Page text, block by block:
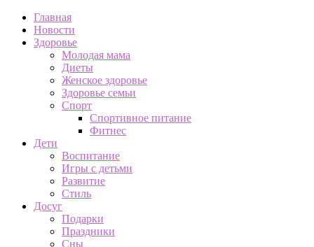
Главная
Новости
Здоровье
Молодая мама
Диеты
Женское здоровье
Здоровье семьи
Спорт
Спортивное питание
Фитнес
Дети
Воспитание
Игры с детьми
Развитие
Стиль
Досуг
Подарки
Праздники
Сны